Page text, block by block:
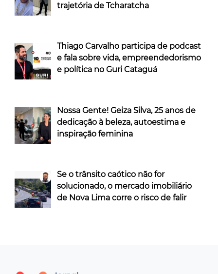
trajetória de Tcharatcha
Thiago Carvalho participa de podcast
e fala sobre vida, empreendedorismo
e política no Guri Cataguá
Nossa Gente! Geiza Silva, 25 anos de
dedicação à beleza, autoestima e
inspiração feminina
Se o trânsito caótico não for
solucionado, o mercado imobiliário
de Nova Lima corre o risco de falir